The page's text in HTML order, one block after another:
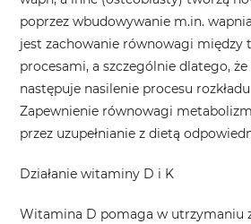
poprzez wbudowywanie m.in.
jest zachowanie równowagi między
procesami, a szczególnie dlatego,
następuje nasilenie procesu
Zapewnienie równowagi
przez uzupełnianie z dietą
Działanie witaminy D i K
Witamina D pomaga w utrzymaniu